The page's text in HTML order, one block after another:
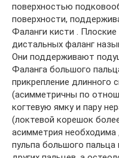
поверхностью
поверхности,
Фаланги кисти .
дистальных фаланг
Они поддерживают
Фаланга большого
прикрепление длинного
(асимметричны по
когтевую ямку и пару
(локтевой корешок
асимметрия
пульпа большого